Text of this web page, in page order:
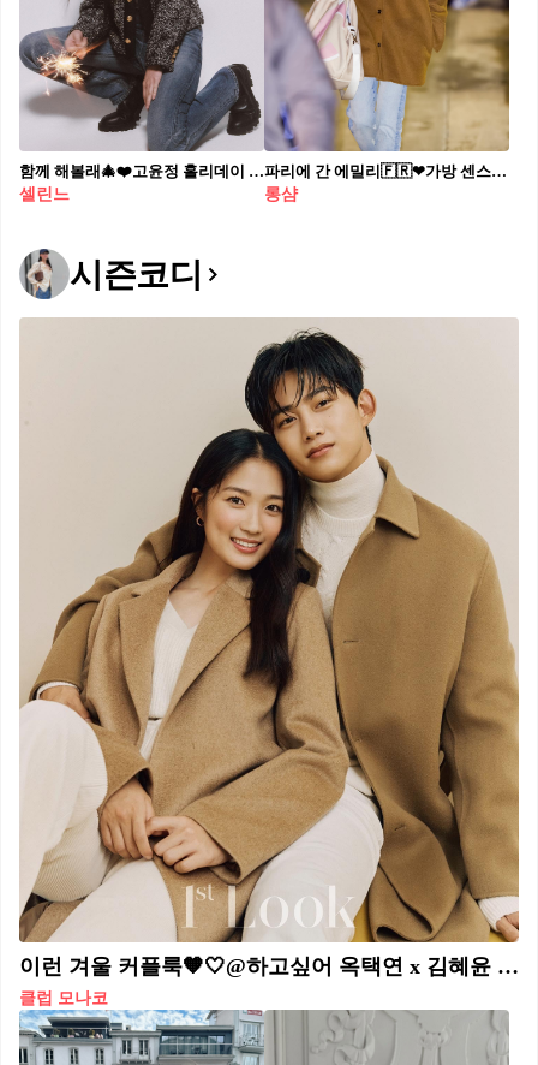
함께 해볼래🎄❤️고윤정 홀리데이 셀린느 연말룩🖤💛@참고해놔 #광고
셀린느
파리에 간 에밀리🇫🇷❤가방 센스! 릴리 콜린스의 롱샴 이니셜백 & 그물백👜📸@예뻐 #광고
롱샴
시즌코디
이런 겨울 커플룩🧡🤍@하고싶어 옥택연 x 김혜윤 👩🏻‍❤️‍👨🏻❤️클럽모나코 겨울 러블리 코디 #광고
클럽 모나코